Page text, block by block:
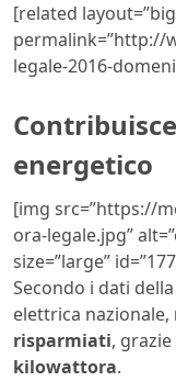
[related
permalink=”http://
legale-2016-
energetico
[img src=”https://
ora-legale.jpg”
size=”large”
Secondo i dati
elettrica nazionale,
risparmiati, grazie
kilowattora.